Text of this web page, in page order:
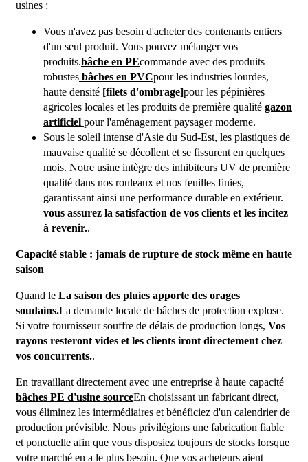
usines :
Vous n'avez pas besoin d'acheter des contenants entiers
d'un seul produit. Vous pouvez mélanger vos
produits.bâche en PEcommande avec des produits
robustes bâches en PVCpour les industries lourdes,
haute densité [filets d'ombrage]pour les pépinières
agricoles locales et les produits de première qualité gazon
artificiel pour l'aménagement paysager moderne.
Sous le soleil intense d'Asie du Sud-Est, les plastiques de
mauvaise qualité se décollent et se fissurent en quelques
mois. Notre usine intègre des inhibiteurs UV de première
qualité dans nos rouleaux et nos feuilles finies,
garantissant ainsi une performance durable en extérieur.
vous assurez la satisfaction de vos clients et les incitez
à revenir..
Capacité stable : jamais de rupture de stock même en haute
saison
Quand le La saison des pluies apporte des orages
soudains.La demande locale de bâches de protection explose.
Si votre fournisseur souffre de délais de production longs, Vos
rayons resteront vides et les clients iront directement chez
vos concurrents..
En travaillant directement avec une entreprise à haute capacité
bâches PE d'usine sourceEn choisissant un fabricant direct,
vous éliminez les intermédiaires et bénéficiez d'un calendrier de
production prévisible. Nous privilégions une fabrication fiable
et ponctuelle afin que vous disposiez toujours de stocks lorsque
votre marché en a le plus besoin. Que vos acheteurs aient